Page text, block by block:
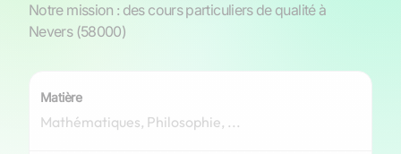
Notre mission : des cours particuliers de qualité à
Nevers (58000)
Matière